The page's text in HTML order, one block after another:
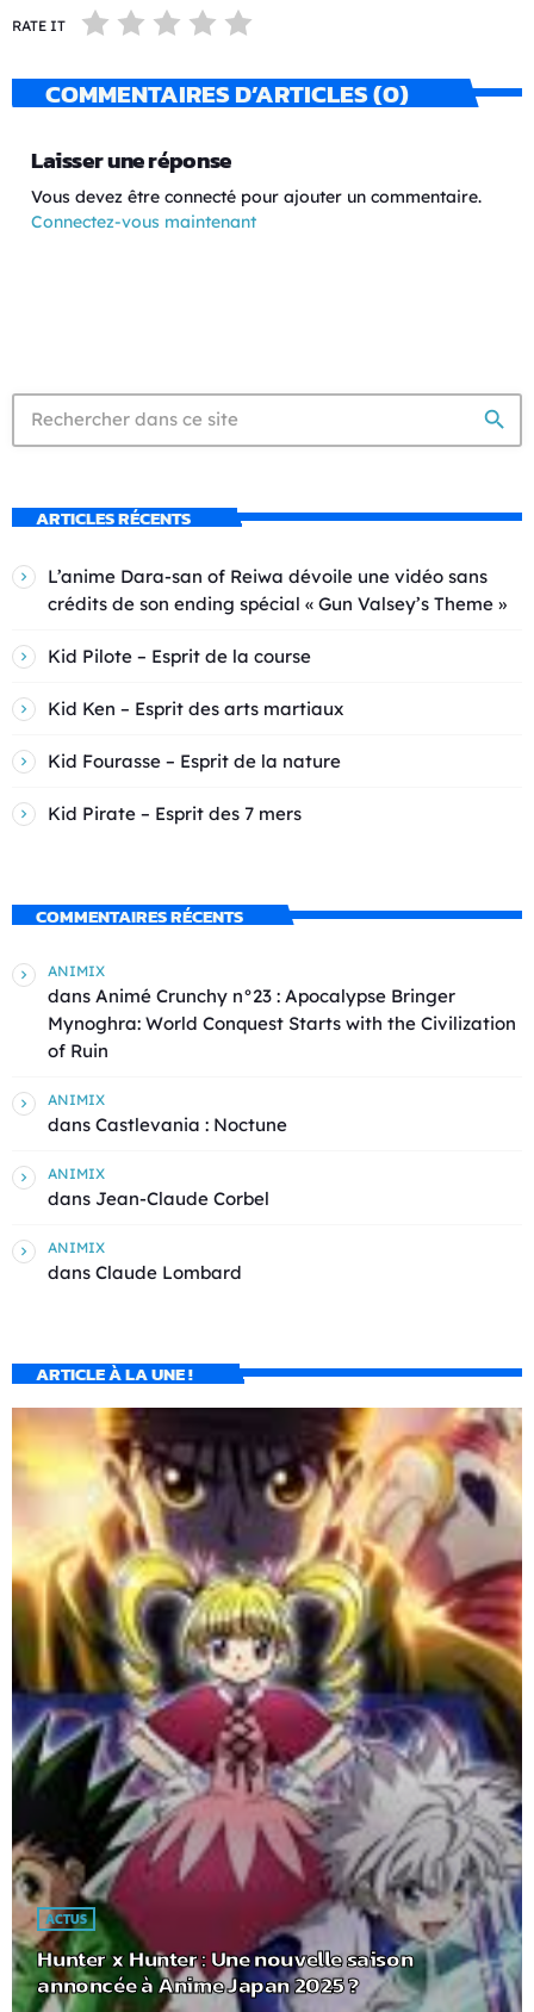
RATE IT
COMMENTAIRES D’ARTICLES (0)
Laisser une réponse
Vous devez être connecté pour ajouter un commentaire.
Connectez-vous maintenant
search
ARTICLES RÉCENTS
L’anime Dara-san of Reiwa dévoile une vidéo sans
crédits de son ending spécial « Gun Valsey’s Theme »
Kid Pilote – Esprit de la course
Kid Ken – Esprit des arts martiaux
Kid Fourasse – Esprit de la nature
Kid Pirate – Esprit des 7 mers
COMMENTAIRES RÉCENTS
ANIMIX
dans Animé Crunchy n°23 : Apocalypse Bringer
Mynoghra: World Conquest Starts with the Civilization
of Ruin
ANIMIX
dans Castlevania : Noctune
ANIMIX
dans Jean-Claude Corbel
ANIMIX
dans Claude Lombard
ARTICLE À LA UNE !
ACTUS
Hunter x Hunter : Une nouvelle saison
annoncée à Anime Japan 2025 ?